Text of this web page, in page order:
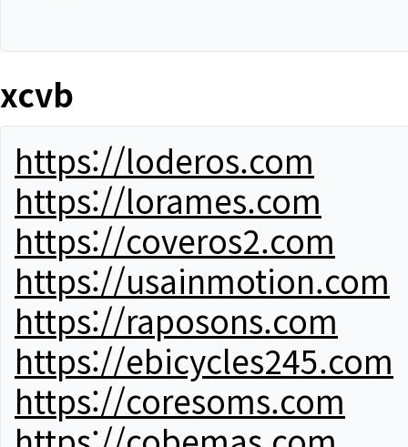
xcvb
https://loderos.com
https://lorames.com
https://coveros2.com
https://usainmotion.com
https://raposons.com
https://ebicycles245.com
https://coresoms.com